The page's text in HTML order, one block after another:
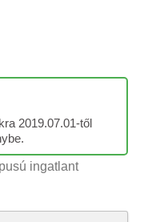
2019.07.01-től
ingatlant